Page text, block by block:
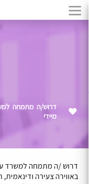
דרוש/ה מתמחה
מיידי
דרוש /ה מתמחה למשרד
באווירה צעירה